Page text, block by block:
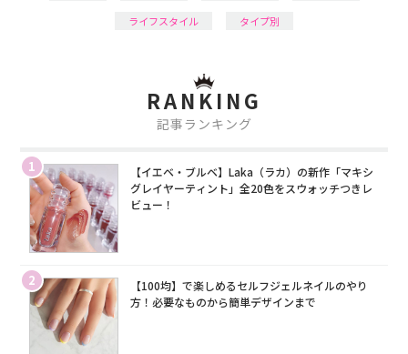
ライフスタイル
タイプ別
RANKING
記事ランキング
1
【イエベ・ブルベ】Laka（ラカ）の新作「マキシ
グレイヤーティント」全20色をスウォッチつきレ
ビュー！
2
【100均】で楽しめるセルフジェルネイルのやり
方！必要なものから簡単デザインまで